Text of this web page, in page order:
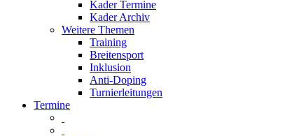
Kader Termine
Kader Archiv
Weitere Themen
Training
Breitensport
Inklusion
Anti-Doping
Turnierleitungen
Termine